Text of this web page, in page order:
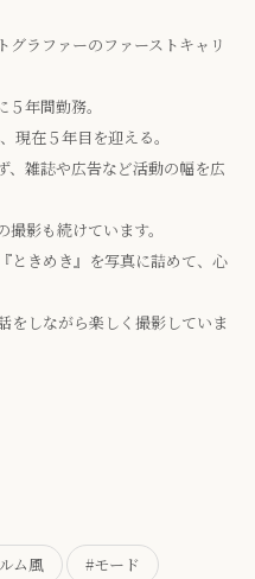
グラファーのファーストキャリ
年間勤務。
現在５年目を迎える。
、雑誌や広告など活動の幅を広
影も続けています。
ときめき』を写真に詰めて、心
をしながら楽しく撮影していま
ム風 #モード